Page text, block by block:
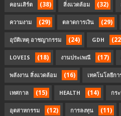
คอนเสิร์ต (38) สิ่งแวดล้อม (32)
ความงาม (29) ตลาดการเงิน (29)
อุบัติเหตุ อาชญากรรม (24) GDH
LOVEIS (18) งานประเพณี (17)
พลังงาน สิ่งแวดล้อม (16) เทคโนโลยีกา
เทศกาล (15) HEALTH (14) กร
อุตสาหกรรม (12) การลงทุน (11)